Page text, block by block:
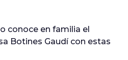
conoce en familia el
Botines Gaudí con estas